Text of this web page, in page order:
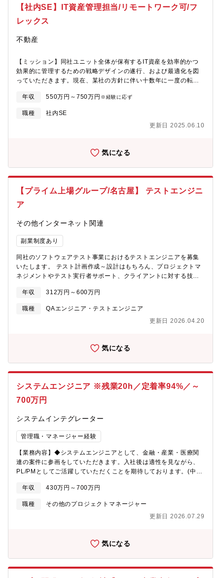
方】■残業時間：20~40h/月■転勤：低頻度（当面想定なし）■テレ
ワーク：適宜実施可能【キャリアパス】まずは、次期戦闘機の工
場の情報システム構築業務を担当していただきます。その後は、
ネジャー職への登用等が考えられます。また、海外拠点（イギリ
に関して】
https://www.mitsubishielectric.co.jp/saiyo/graduates/philosophy/
守■業務部門との要件整理・BPR（業務改革）の推進
■ServiceNowの新ソリューションの導入・活用検討と提案（AI機
ンの企画・設計・開発・保守を中核メンバーとして推進■ビジネス
ョンのグローバル展開を推進【配属想定部署について】デジタル
イノベーション本部ーローコードソリューション第一部
■ServiceNowやRPAなどローコードソリューションを中心とした
アプリケーション開発・保守を担う組織■ローコードソリューショ
係者】各業務を所管するビジネス部門、社内開発チーム、外部の
ビジネスパートナー企業等【想定担当案件（例）】■ServiceNow
ユーザー利便性向上のための改修■三菱UFJ銀行の海外拠点への
会】■企画から実装まで幅広いフェーズに関与し、ServiceNowの
専門性を核に市場価値を高められる環境。■多様なServiceNowソ
リューションに触れ、知見を拡張可能■ServiceNow主催イベント
への参加機会が多く、最新技術・動向をキャッチアップ可能■アジ
ャイル開発を採用し、フレームワーク理解と実践経験を積める■海
参加など、グローバル経験を獲得可能【想定キャリアパス】将来
的には、以下のようなキャリアを描くことができます。
■ServiceNowスペシャリスト（開発エキスパート）■ビジネスデ
ザイナー（課題発掘・要件定義支援・提案のエキスパート）■ITア
ーキテクト（全社最適化のアーキテクチャ設計・標準化推進）■プ
ロジェクトリード（大規模プロジェクトの管理・推進）※技術志
能です。【（外部リンク）テックブログ】
三菱UFJフィナンシャル・グループは「世界が進むチカラにな
る。」を存在意義として掲げ、「金融とデジタルの力で未来を切
株式会社（MUIT）は「安心・安全・安定でMUFGを「支え」、金
じめとするMUFG各社の業務を中心に、企画から運用までの全ス
テージでITソリューションを担い、牽引しています。
【社内SE】IT資産管理担当/リモートワーク可/フ
レックス
不動産
【ミッション】同社ユニット全体が保有するIT資産を効率的かつ
効果的に管理するための戦略デザインの遂行、および最適化を図
っていただきます。現在、某社の方針に伴い十数年に一度の転換
署や外部パートナーと協力しつつ、ご経験と適性に合わせて幅広
くご対応いただきます。入社直後は資産管理業務に携わっていた
だきますが、ゆくゆくはセキュリティ分野やインフラ分野など幅
広く経験を積んでいただくことが可能です。【今後の構想】不動
①IT資産管理体制の再構築→ITAM、ITSM関連システムの導入・体
導入→生成AI活用、パブリッククラウド活用、DX推進④その他→
育成現在、資産管理システムについては導入しているもの（スク
ラッチシステムやEXCEL台帳等の継ぎ接ぎ連携）を廃止して、新
の検討、企画～導入についてもお任せする想定です。【配属部
【部門方針】不動産業界全体でIT活用が遅れている中、同社ではIT
IT」「お客様とつながるIT」「経営とつながるIT」という3軸でIT
投資を積極的に実行中。【部門の勤務・教育等】iCD協会が提供す
るiCDをベースとした教育体制を確立し、研修を積極的に推進。
年収 550万円～750万円 ※経験に応ず
職種
社内SE
更新日 2025.06.10
気になる
【プライム上場グループ/名古屋】 テストエンジニ
ア
その他インターネット関連
副業制度あり
同社のソフトウェアテスト事業におけるテストエンジニアを募集
いたします。 テスト計画作成～設計はもちろん、プロジェクトマ
ネジメントやテスト実行者サポート、クライアントに対する技術
いただきます！ テストエンジニアとしてスペシャリストを目指す
だけでなく、上流の品質から提案をするQAエンジニアや数十名規
模の組織をマネジメントする管理者など、複数のキャリアパスが
ございます。【ポジションの魅力】立場に関係なく、提案や質問
ポジションに関係なく新しい提案を歓迎する社風です！ また、
張りがエンドユーザー様にとっての使いやすさに直結いたしま
常にやりがいのある業務内容となっています。 【働き方】エンジ
ニアレイヤーの平均残業時間はなんと10時間程度！ ほぼ定時にて
す！また、小さなお子様がいる管理職レイヤーの方も多くおり、
を取りながら働くことを推奨しています。【業務内容】・テスト
推進と情報共有 -各テストレベル、テストタイプにあわせた案件
対応 ・テストマネジメント -開発チーム、ステークホルダと連
携したテストプロジェクト管理 -テスト状況の分析・報告 ・プ
実行者のサポート ・受注活動支援 - 要件の技術的なヒヤリング
- 提案内容の技術的要素の支援 - 提案内容の工数算出 - 顧客
います。 【プロジェクト例】現在QAソリューショングループ全体
企業様からの案件、その他エンタメ、ファイナンス、教育、出版
など様々な業界からの案件で構成されております。これらの案件
はすべてプライム案件となっており、お客様と直接コミュニケー
ションをとっていただく機会や上流工程から携わっていただく案
件も多いため、 スキルアップの機会が豊富です！★案件例★〇ア
年収 312万円～600万円
職種
QAエンジニア・テストエンジニア
更新日 2026.04.20
気になる
システムエンジニア ※残業20h／定着率94%／～
700万円
システムインテグレーター
管理職・マネージャー経験
【業務内容】◆システムエンジニアとして、金融・産業・医療関
連の案件に参画をしていただきます。入社後は適性を見ながら、
PL/PMとしてご活躍していただくことを期待しております。(中途
ップされた方も多数在籍しております)◆元請け・一次請けのプロ
ジェクトが中心となっており、商流としても上流～下流工程まで
幅広く業務経験を身に着けることが可能です。◆プロジェクトに
は平均5～10名以上のプロパーでチームにて参画をいたします。大
◎「銀行向け」： 預金システムPJT／在宅60％／期間：約2年半
PJT／在宅60％／基本設計～ST／Java◎「メーカー向け」：
年収 430万円～700万円
職種
その他のプロジェクトマネージャー
更新日 2026.07.29
気になる